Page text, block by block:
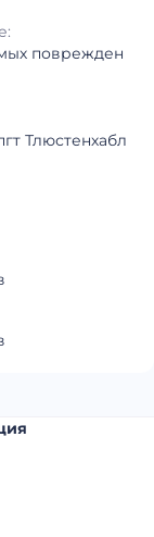
поврежден
Тлюстенхабл